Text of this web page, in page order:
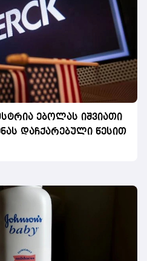
ებოლას იშვიათი
დაჩქარებული წესით